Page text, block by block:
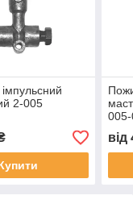
2-005
від